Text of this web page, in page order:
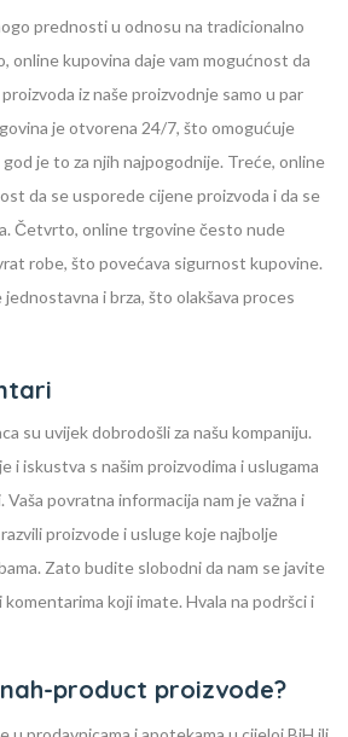
prednosti u odnosu na tradicionalno
online kupovina daje vam mogućnost da
iz naše proizvodnje samo u par
je otvorena 24/7, što omogućuje
je to za njih najpogodnije. Treće, online
da se usporede cijene proizvoda i da se
Četvrto, online trgovine često nude
robe, što povećava sigurnost kupovine.
i brza, što olakšava proces
su uvijek dobrodošli za našu kompaniju.
i iskustva s našim proizvodima i uslugama
Vaša povratna informacija nam je važna i
proizvode i usluge koje najbolje
Zato budite slobodni da nam se javite
komentarima koji imate. Hvala na podršci i
product proizvode?